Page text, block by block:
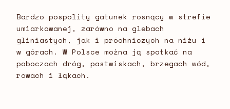
Bardzo pospolity gatunek rosnący w strefie
umiarkowanej, zarówno na glebach
gliniastych, jak i próchniczych na niżu i
w górach. W Polsce można ją spotkać na
poboczach dróg, pastwiskach, brzegach wód,
rowach i łąkach.